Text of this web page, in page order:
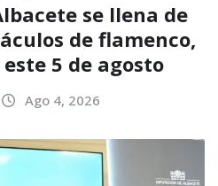
se llena de
de flamenco,
5 de agosto
Ago 4, 2026